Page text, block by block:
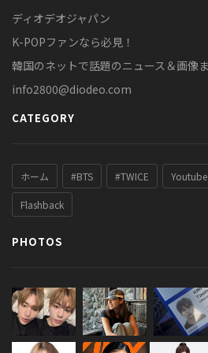
ディオデオジャパン
K-POPファンなら必見！
韓国のネットで話題のニュース＆画像
info2800@diodeo.com
CATEGORY
ホーム #BTS #TWICE Youtube
Flashback
PHOTOS